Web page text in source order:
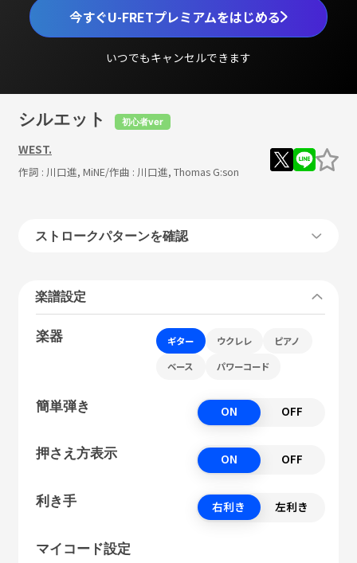
今すぐU-FRETプレミアムをはじめる
いつでもキャンセルできます
シルエット 初心者ver
WEST.
作詞 : 川口進, MiNE/作曲 : 川口進, Thomas G:son
ストロークパターンを確認
楽譜設定
楽器 ギター ウクレレ ピアノ
ベース パワーコード
簡単弾き ON OFF
押さえ方表示 ON OFF
利き手 右利き 左利き
マイコード設定